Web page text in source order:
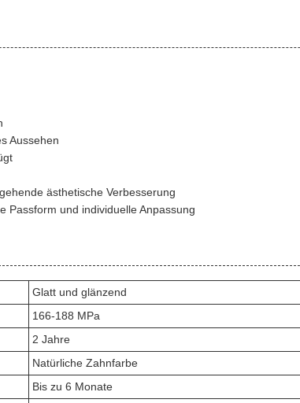
Aussehen
ästhetische Verbesserung
Passform und individuelle Anpassung
Glatt und glänzend
166-188 MPa
2 Jahre
Natürliche Zahnfarbe
Bis zu 6 Monate